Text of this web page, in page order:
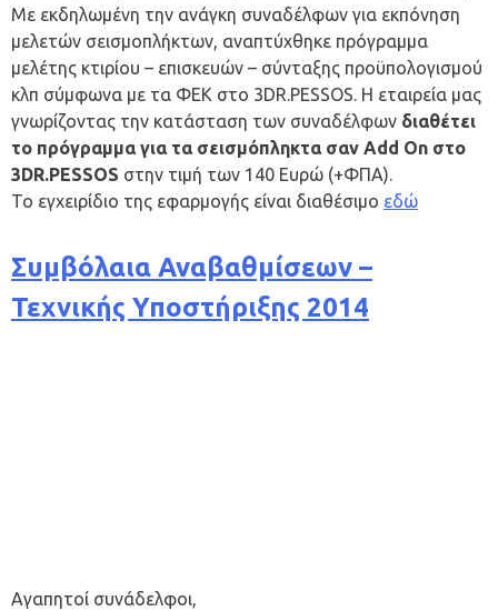
Με εκδηλωμένη την ανάγκη συναδέλφων για εκπόνηση
μελετών σεισμοπλήκτων, αναπτύχθηκε πρόγραμμα
μελέτης κτιρίου – επισκευών – σύνταξης προϋπολογισμού
κλπ σύμφωνα με τα ΦΕΚ στο 3DR.PESSOS. Η εταιρεία μας
γνωρίζοντας την κατάσταση των συναδέλφων διαθέτει
το πρόγραμμα για τα σεισμόπληκτα σαν Add On στο
3DR.PESSOS στην τιμή των 140 Ευρώ (+ΦΠΑ).
Το εγχειρίδιο της εφαρμογής είναι διαθέσιμο εδώ
Συμβόλαια Αναβαθμίσεων –
Τεχνικής Υποστήριξης 2014
Αγαπητοί συνάδελφοι,